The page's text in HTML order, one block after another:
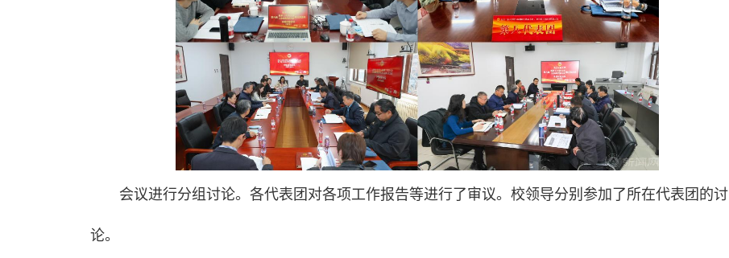
会议进行分组讨论。各代表团对各项工作报告等进行了审议。校领导分别参加了所在代表团的讨
论。